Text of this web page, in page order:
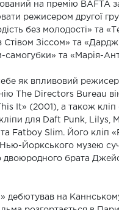
на премію BAFTA
режисером другої
без молодості» та
Зіссом» та
та «Марія-
як впливовий режисер
The Directors Bureau
It» (2001), а також кліп
для Daft Punk, Lilys,
Fatboy Slim. Його кліп
Нью-Йоркського музею
двоюродного брата
на Каннському